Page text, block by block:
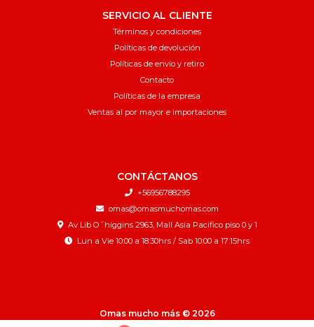
SERVICIO AL CLIENTE
Términos y condiciones
Políticas de devolución
Políticas de envío y retiro
Contacto
Políticas de la empresa
Ventas al por mayor e importaciones
CONTÁCTANOS
+56956788295
omas@omasmuchomas.com
Av Lib O´higgins 2963, Mall Asia Pacifico piso 0 y 1
Lun a Vie 10:00 a 18:30hrs / Sab 10:00 a 17:15hrs
Omas mucho más © 2026